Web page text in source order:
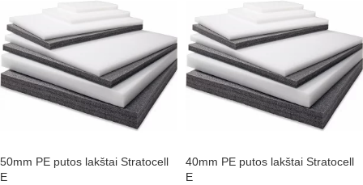
50mm PE putos lakštai Stratocell
E
40mm PE putos lakštai Stratocell
E